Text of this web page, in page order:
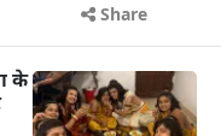
Share
के